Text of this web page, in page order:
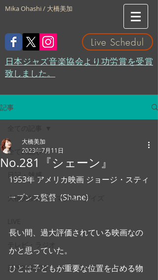
Mika Ohashi / 大橋美加
Live Schedul
​日本ジャズ音楽協会より功労賞を受賞
致しました。
記事
全ての記事
日記・雑感
大橋美加のシネマフル・デイズ
テレビ・ラジオ
新作映画紹介
No.281『シェーン』
大橋美加
2023年7月11日
1953年 アメリカ映画 ジョージ・スティ
ーブンス監督  (Shane)
長い間、過大評価されている映画なの
かと思っていた。
ひとは子どもが重要な位置を占める物